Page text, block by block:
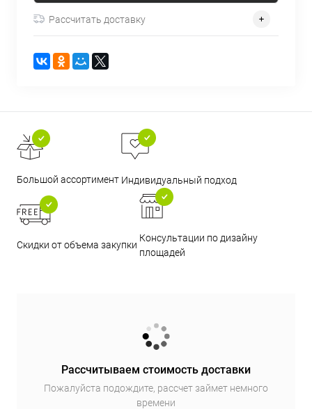
Рассчитать доставку
Большой ассортимент Индивидуальный подход
Скидки от объема закупки
Консультации по дизайну
площадей
Рассчитываем стоимость доставки
Пожалуйста подождите, рассчет займет немного
времени